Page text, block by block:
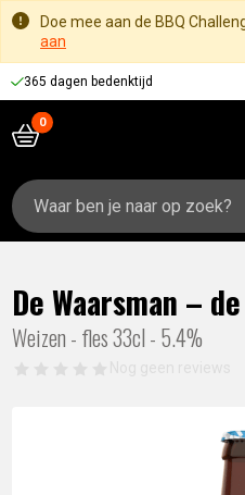
Doe mee aan de BBQ
aan
365 dagen bedenktijd
Zoeken
naar:
De Waarsman –
Weizen - fles 33cl - 5.4%